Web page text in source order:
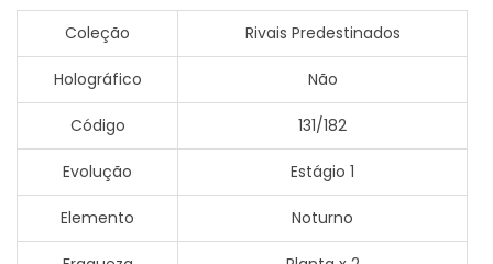
Coleção Rivais Predestinados
Holográfico Não
Código 131/182
Evolução Estágio 1
Elemento Noturno